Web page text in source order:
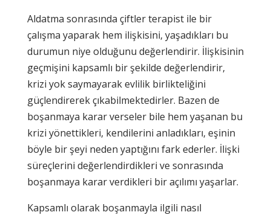
Aldatma sonrasında çiftler terapist ile bir
çalışma yaparak hem ilişkisini, yaşadıkları bu
durumun niye olduğunu değerlendirir. İlişkisinin
geçmişini kapsamlı bir şekilde değerlendirir,
krizi yok saymayarak evlilik birlikteliğini
güçlendirerek çıkabilmektedirler. Bazen de
boşanmaya karar verseler bile hem yaşanan bu
krizi yönettikleri, kendilerini anladıkları, eşinin
böyle bir şeyi neden yaptığını fark ederler. İlişki
süreçlerini değerlendirdikleri ve sonrasında
boşanmaya karar verdikleri bir açılımı yaşarlar.
Kapsamlı olarak boşanmayla ilgili nasıl